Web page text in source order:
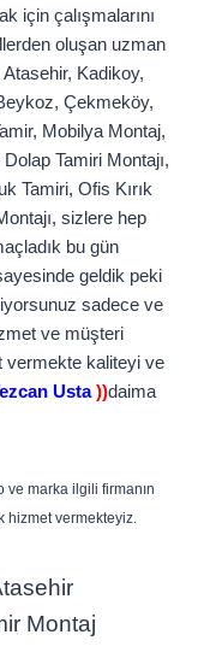
için çalışmalarını
oluşan uzman
Kadikoy,
Çekmeköy,
Mobilya Montaj,
Tamiri Montajı,
Tamiri, Ofis Kırık
sizlere hep
bu gün
geldik peki
sadece ve
ve müşteri
vermekte kaliteyi ve
Usta))daima
ve marka ilgili firmanın
hizmet vermekteyiz.
Montaj